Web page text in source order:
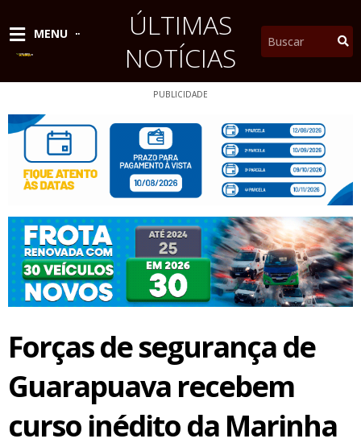
conteúdo
MENU
ÚLTIMAS
NOTÍCIAS
Pesquisar
PUBLICIDADE
Forças de segurança de
Guarapuava recebem
curso inédito da Marinha